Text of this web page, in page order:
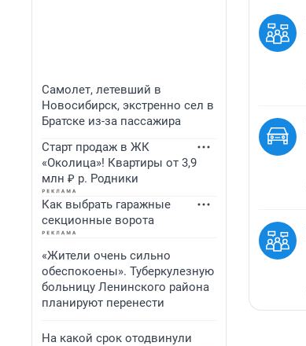
Самолет, летевший в
Новосибирск, экстренно сел в
Братске из-за пассажира
Старт продаж в ЖК
«Околица»! Квартиры от 3,9
млн ₽ р. Родники
Как выбрать гаражные
секционные ворота
«Жители очень сильно
обеспокоены». Туберкулезную
больницу Ленинского района
планируют перенести
На какой срок отодвинули